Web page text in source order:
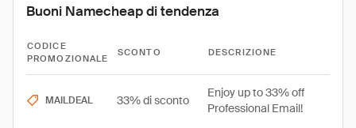
Buoni Namecheap di tendenza
CODICE
PROMOZIONALE
SCONTO DESCRIZIONE
MAILDEAL 33% di sconto
Enjoy up to 33% off
Professional Email!